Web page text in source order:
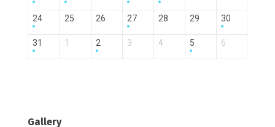
24 25 26 27 28 29 30
31 1 2 3 4 5 6
Gallery